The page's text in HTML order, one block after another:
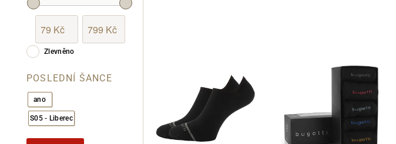
Zlevněno
POSLEDNÍ ŠANCE
ano
S05 - Liberec